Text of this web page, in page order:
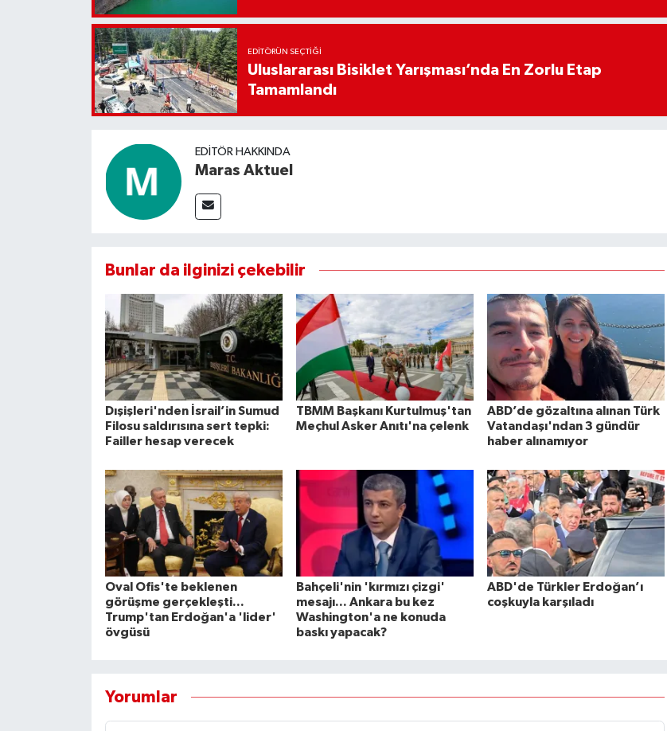
EDITÖRÜN SEÇTIĞI
Uluslararası Bisiklet Yarışması’nda En Zorlu Etap
Tamamlandı
EDITÖR HAKKINDA
Maras Aktuel
Bunlar da ilginizi çekebilir
Dışişleri'nden İsrail’in Sumud
Filosu saldırısına sert tepki:
Failler hesap verecek
TBMM Başkanı Kurtulmuş'tan
Meçhul Asker Anıtı'na çelenk
ABD’de gözaltına alınan Türk
Vatandaşı'ndan 3 gündür
haber alınamıyor
Oval Ofis'te beklenen
görüşme gerçekleşti...
Trump'tan Erdoğan'a 'lider'
övgüsü
Bahçeli'nin 'kırmızı çizgi'
mesajı... Ankara bu kez
Washington'a ne konuda
baskı yapacak?
ABD'de Türkler Erdoğan’ı
coşkuyla karşıladı
Yorumlar